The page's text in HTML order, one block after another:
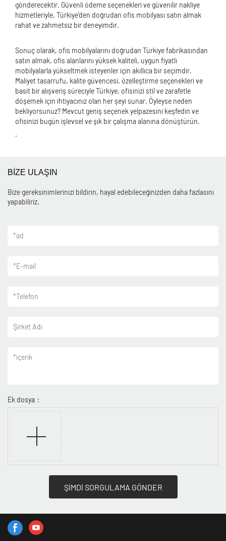
gönderecektir. Güvenli ödeme seçenekleri ve güvenilir nakliye
hizmetleriyle, Türkiye'den doğrudan ofis mobilyası satın almak
rahat ve zahmetsiz bir deneyimdir.
Sonuç olarak, ofis mobilyalarını doğrudan Türkiye fabrikasından
satın almak, ofis alanlarını yüksek kaliteli, uygun fiyatlı
mobilyalarla yükseltmek isteyenler için akıllıca bir seçimdir.
Maliyet tasarrufu, kalite güvencesi, özelleştirme seçenekleri ve
basit bir alışveriş süreciyle Türkiye, ofisinizi stil ve zarafetle
döşemek için ihtiyacınız olan her şeyi sunar. Öyleyse neden
bekliyorsunuz? Mevcut geniş seçenek yelpazesini keşfedin ve
ofisinizi bugün işlevsel ve şık bir çalışma alanına dönüştürün.
.
BİZE ULAŞIN
Bize gereksinimlerinizi bildirin, hayal edebileceğinizden daha fazlasını
yapabiliriz.
*ad
*E-mail
*Telefon
Şirket Adı
*içerik
Ek dosya：
ŞİMDİ SORGULAMA GÖNDER